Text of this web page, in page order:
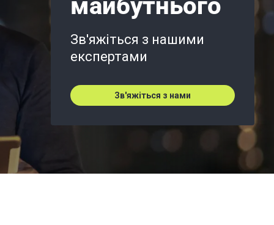
майбутнього
Зв'яжіться з нашими
експертами
Зв'яжіться з нами